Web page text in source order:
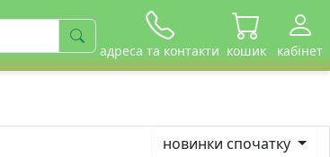
адреса та контакти кошик кабінет
новинки спочатку